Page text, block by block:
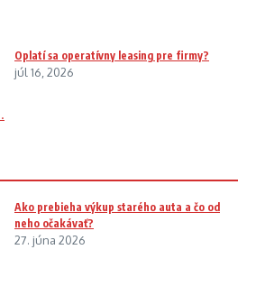
Oplatí sa operatívny leasing pre firmy?
júl 16, 2026
Ako prebieha výkup starého auta a čo od
neho očakávať?
27. júna 2026